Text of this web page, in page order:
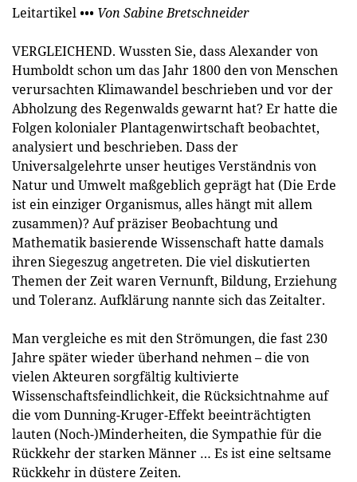
Leitartikel ••• Von Sabine Bretschneider
VERGLEICHEND. Wussten Sie, dass Alexander von
Humboldt schon um das Jahr 1800 den von Menschen
verursachten Klimawandel beschrieben und vor der
Abholzung des Regenwalds gewarnt hat? Er hatte die
Folgen kolonialer Plantagenwirtschaft beobachtet,
analysiert und beschrieben. Dass der
Universalgelehrte unser heutiges Verständnis von
Natur und Umwelt maßgeblich geprägt hat (Die Erde
ist ein einziger Organismus, alles hängt mit allem
zusammen)? Auf präziser Beobachtung und
Mathematik basierende Wissenschaft hatte damals
ihren Siegeszug angetreten. Die viel diskutierten
Themen der Zeit waren Vernunft, Bildung, Erziehung
und Toleranz. Aufklärung nannte sich das Zeitalter.
Man vergleiche es mit den Strömungen, die fast 230
Jahre später wieder überhand nehmen – die von
vielen Akteuren sorgfältig kultivierte
Wissenschaftsfeindlichkeit, die Rücksichtnahme auf
die vom Dunning-Kruger-Effekt beeinträchtigten
lauten (Noch-)Minderheiten, die Sympathie für die
Rückkehr der starken Männer … Es ist eine seltsame
Rückkehr in düstere Zeiten.